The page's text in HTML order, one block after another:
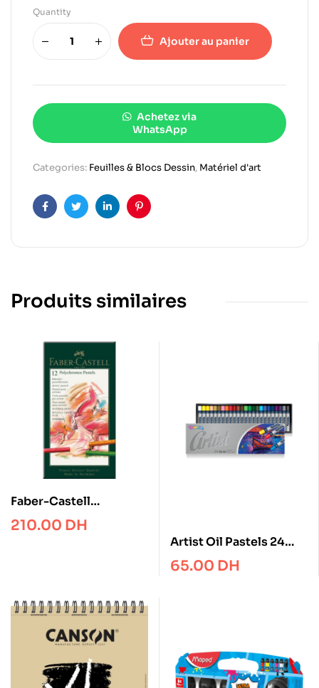
Quantity
Ajouter au panier
Achetez via
WhatsApp
Categories: Feuilles & Blocs Dessin, Matériel d'art
FacebookTwitterLinkedinPinterest
Produits similaires
Faber-Castell
Polychromos pastel,
cardboard wallet of 12
210.00 DH
Artist Oil Pastels 24
colours – Colorino
65.00 DH